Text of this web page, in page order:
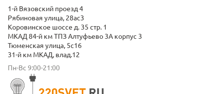
1-й Вязовский проезд 4
Рябиновая улица, 28ас3
Коровинское шоссе д. 35 стр. 1
МКАД 84-й км ТПЗ Алтуфьево 3А корпус 3
Тюменская улица, 5с16
31-й км МКАД, влад.12
Пн-Вс 9:00-21:00